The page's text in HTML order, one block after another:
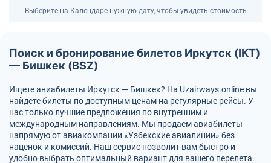
Выберите на Календаре нужную дату, чтобы увидеть стоимость
Поиск и бронирование билетов Иркутск (IKT)
— Бишкек (BSZ)
Ищете авиабилеты Иркутск — Бишкек? На Uzairways.online вы
найдете билеты по доступным ценам на регулярные рейсы. У
нас только лучшие предложения по внутренним и
международным направлениям. Мы продаем авиабилеты
напрямую от авиакомпании «Узбекские авиалинии» без
наценок и комиссий. Наш сервис позволит вам быстро и
удобно выбрать оптимальный вариант для вашего перелета.